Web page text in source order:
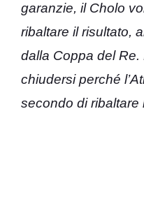
garanzie, il Cholo
ribaltare il risultato,
dalla Coppa del Re.
chiudersi perché
secondo di ribaltare